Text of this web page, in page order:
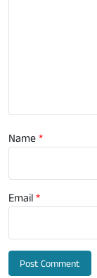
Name*
Email*